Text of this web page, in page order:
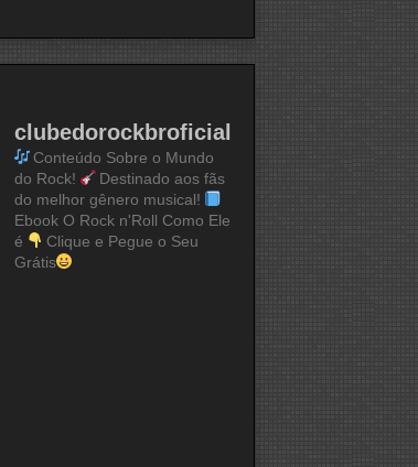
clubedorockbroficial
Conteúdo Sobre o Mundo
do Rock!
Destinado aos fãs
do melhor gênero musical!
Ebook O Rock n'Roll Como Ele
é
Clique e Pegue o Seu
Grátis